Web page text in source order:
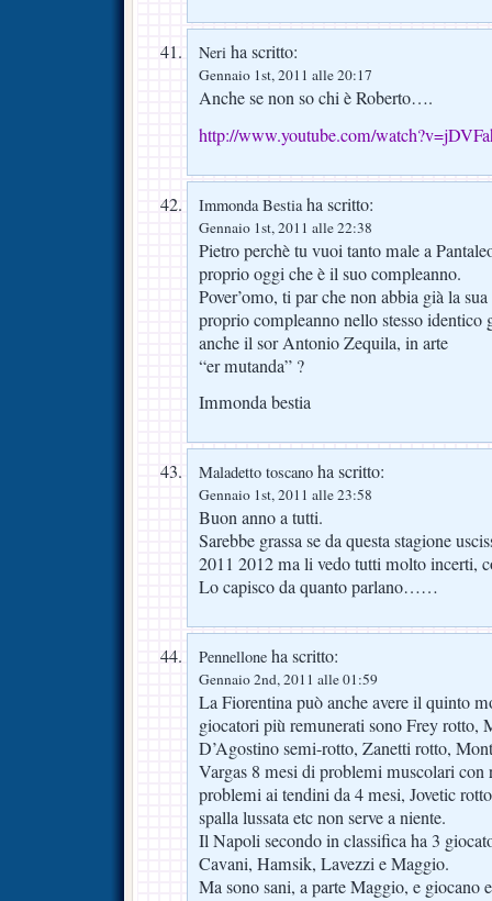
Neri ha scritto:
Gennaio 1st, 2011 alle 20:17
Anche se non so chi è Roberto….
http://www.youtube.com/
Immonda Bestiaha scritto:
Gennaio 1st, 2011 alle 22:38
Pietro perchè tu vuoi tanto male a
proprio oggi che è il suo compleanno.
Pover’omo, ti par che non abbia già la
proprio compleanno nello stesso identico
anche il sor Antonio Zequila, in arte
“er mutanda” ?
Immonda bestia
Maladetto toscano ha scritto:
Gennaio 1st, 2011 alle 23:58
Buon anno a tutti.
Sarebbe grassa se da questa stagione
2011 2012 ma li vedo tutti molto incerti,
Lo capisco da quanto parlano……
Pennellone ha scritto:
Gennaio 2nd, 2011 alle 01:59
La Fiorentina può anche avere il quinto
giocatori più remunerati sono Frey rotto,
D’Agostino semi-rotto, Zanetti rotto,
Vargas 8 mesi di problemi muscolari con
problemi ai tendini da 4 mesi, Jovetic
spalla lussata etc non serve a niente.
Il Napoli secondo in classifica ha 3
Cavani, Hamsik, Lavezzi e Maggio.
Ma sono sani, a parte Maggio, e giocano